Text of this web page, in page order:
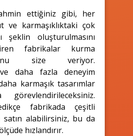
ettiğiniz gibi, her
ve karmaşıklıktaki çok
şeklin oluşturulmasını
fabrikalar kurma
size veriyor.
daha fazla deneyim
karmaşık tasarımlar
görevlendirileceksiniz.
fabrikada çeşitli
satın alabilirsiniz, bu da
hızlandırır.